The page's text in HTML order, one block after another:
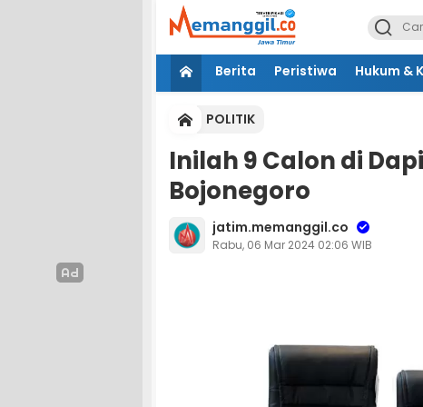
Berita Peristiwa Hukum &
POLITIK
Inilah 9 Calon di
Bojonegoro
jatim.memanggil.co
Rabu, 06 Mar 2024 02:06 WIB